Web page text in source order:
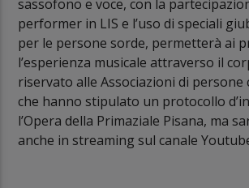
sassofono e voce, con la
performer in LIS e l’uso di speciali
per le persone sorde, permetterà ai
l’esperienza musicale attraverso il
riservato alle Associazioni di persone
che hanno stipulato un protocollo
l’Opera della Primaziale Pisana, ma
anche in streaming sul canale